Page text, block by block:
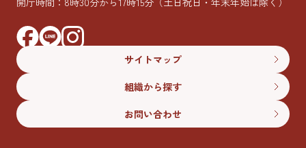
サイトマップ
組織から探す
お問い合わせ